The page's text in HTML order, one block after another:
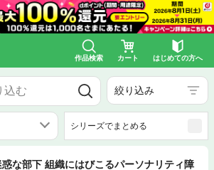
作品検索 カート はじめての方へ
絞り込み
シリーズでまとめる
な部下 組織にはびこるパーソナリティ障